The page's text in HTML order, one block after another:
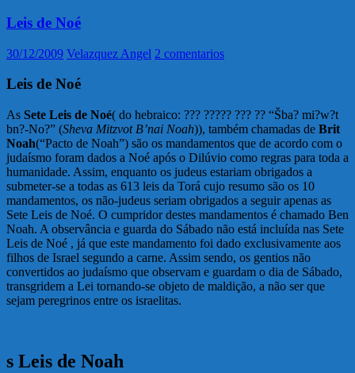
Leis de Noé
30/12/2009 Velazquez Angel 2 comentarios
Leis de Noé
As Sete Leis de Noé( do hebraico: ??? ????? ??? ?? “Šba? mi?w?t
bn?-No?” (Sheva Mitzvot B’nai Noah)), também chamadas de Brit
Noah(“Pacto de Noah”) são os mandamentos que de acordo com o
judaísmo foram dados a Noé após o Dilúvio como regras para toda a
humanidade. Assim, enquanto os judeus estariam obrigados a
submeter-se a todas as 613 leis da Torá cujo resumo são os 10
mandamentos, os não-judeus seriam obrigados a seguir apenas as
Sete Leis de Noé. O cumpridor destes mandamentos é chamado Ben
Noah. A observância e guarda do Sábado não está incluída nas Sete
Leis de Noé , já que este mandamento foi dado exclusivamente aos
filhos de Israel segundo a carne. Assim sendo, os gentios não
convertidos ao judaísmo que observam e guardam o dia de Sábado,
transgridem a Lei tornando-se objeto de maldição, a não ser que
sejam peregrinos entre os israelitas.
s Leis de Noah